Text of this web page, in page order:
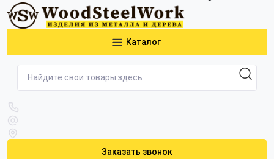
Каталог
Заказать звонок